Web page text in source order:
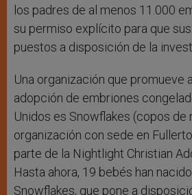
los padres de al menos 11.000
su permiso explícito para que
puestos a disposición de la
Una organización que promueve
adopción de embriones
Unidos es Snowflakes (copos de
organización con sede en
parte de la Nightlight Christian
Hasta ahora, 19 bebés han
Snowflakes, que pone a